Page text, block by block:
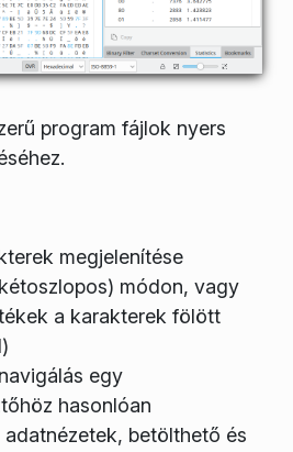
program fájlok nyers
megjelenítése
módon, vagy
a karakterek fölött
egy
hasonlóan
adatnézetek, betölthető és